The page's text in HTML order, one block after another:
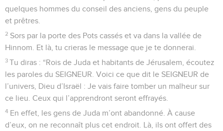
quelques hommes du conseil des anciens, gens du peuple
et prêtres.
2 Sors par la porte des Pots cassés et va dans la vallée de
Hinnom. Et là, tu crieras le message que je te donnerai.
3 Tu diras : “Rois de Juda et habitants de Jérusalem, écoutez
les paroles du SEIGNEUR. Voici ce que dit le SEIGNEUR de
l’univers, Dieu d’Israël : Je vais faire tomber un malheur sur
ce lieu. Ceux qui l’apprendront seront effrayés.
4 En effet, les gens de Juda m’ont abandonné. À cause
d’eux, on ne reconnaît plus cet endroit. Là, ils ont offert des